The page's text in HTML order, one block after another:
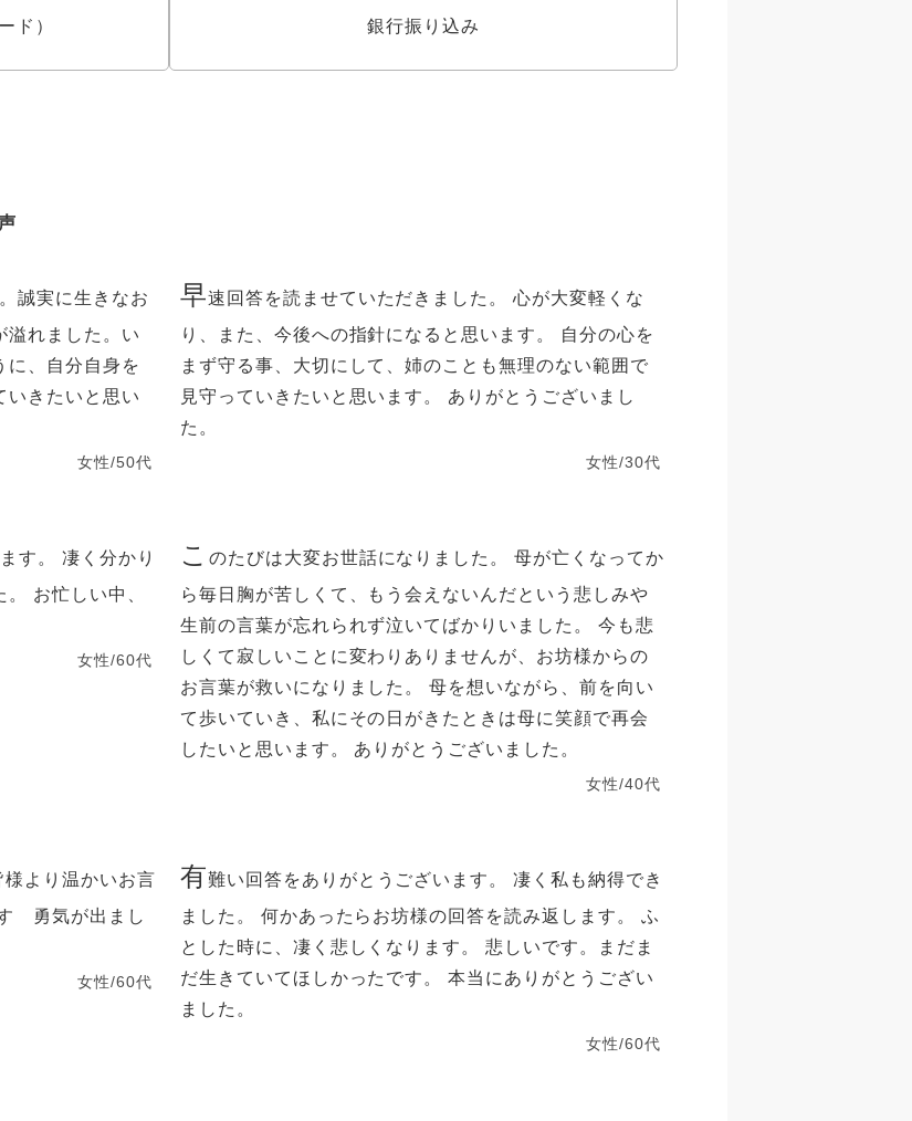
ド） 銀行振り込み
誠実に生きなお
溢れました。い
に、自分自身を
いきたいと思い
女性/50代
早速回答を読ませていただきました。 心が大変軽くな
り、また、今後への指針になると思います。 自分の心を
まず守る事、大切にして、姉のことも無理のない範囲で
見守っていきたいと思います。 ありがとうございまし
た。
女性/30代
す。 凄く分かり
お忙しい中、
女性/60代
こ のたびは大変お世話になりました。 母が亡くなってか
ら毎日胸が苦しくて、もう会えないんだという悲しみや
生前の言葉が忘れられず泣いてばかりいました。 今も悲
しくて寂しいことに変わりありませんが、お坊様からの
お言葉が救いになりました。 母を想いながら、前を向い
て歩いていき、私にその日がきたときは母に笑顔で再会
したいと思います。 ありがとうございました。
女性/40代
より温かいお言
勇気が出まし
女性/60代
有難い回答をありがとうございます。 凄く私も納得でき
ました。 何かあったらお坊様の回答を読み返します。 ふ
とした時に、凄く悲しくなります。 悲しいです。まだま
だ生きていてほしかったです。 本当にありがとうござい
ました。
女性/60代